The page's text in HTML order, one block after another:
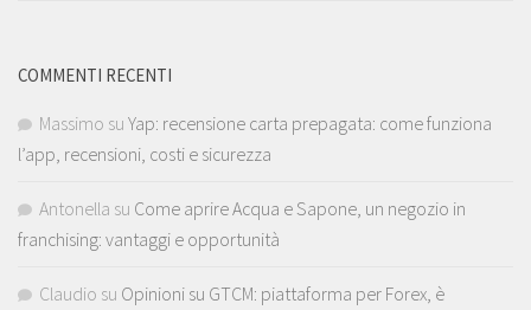
COMMENTI RECENTI
Massimo su Yap: recensione carta prepagata: come funziona
l’app, recensioni, costi e sicurezza
Antonella su Come aprire Acqua e Sapone, un negozio in
franchising: vantaggi e opportunità
Claudio su Opinioni su GTCM: piattaforma per Forex, è